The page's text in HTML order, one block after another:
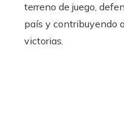
terreno de juego,
país y contribuyendo
victorias.